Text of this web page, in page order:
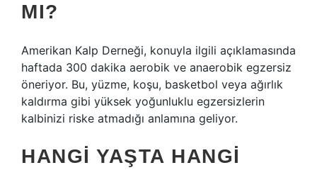
MI?
Amerikan Kalp Derneği, konuyla ilgili açıklamasında
haftada 300 dakika aerobik ve anaerobik egzersiz
öneriyor. Bu, yüzme, koşu, basketbol veya ağırlık
kaldırma gibi yüksek yoğunluklu egzersizlerin
kalbinizi riske atmadığı anlamına geliyor.
HANGI YAŞTA HANGI